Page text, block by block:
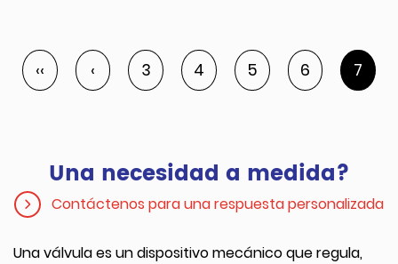
‹‹ ‹ 3 4 5 6 7
Una necesidad a medida?
Contáctenos para una respuesta personalizada
Una válvula es un dispositivo mecánico que regula,